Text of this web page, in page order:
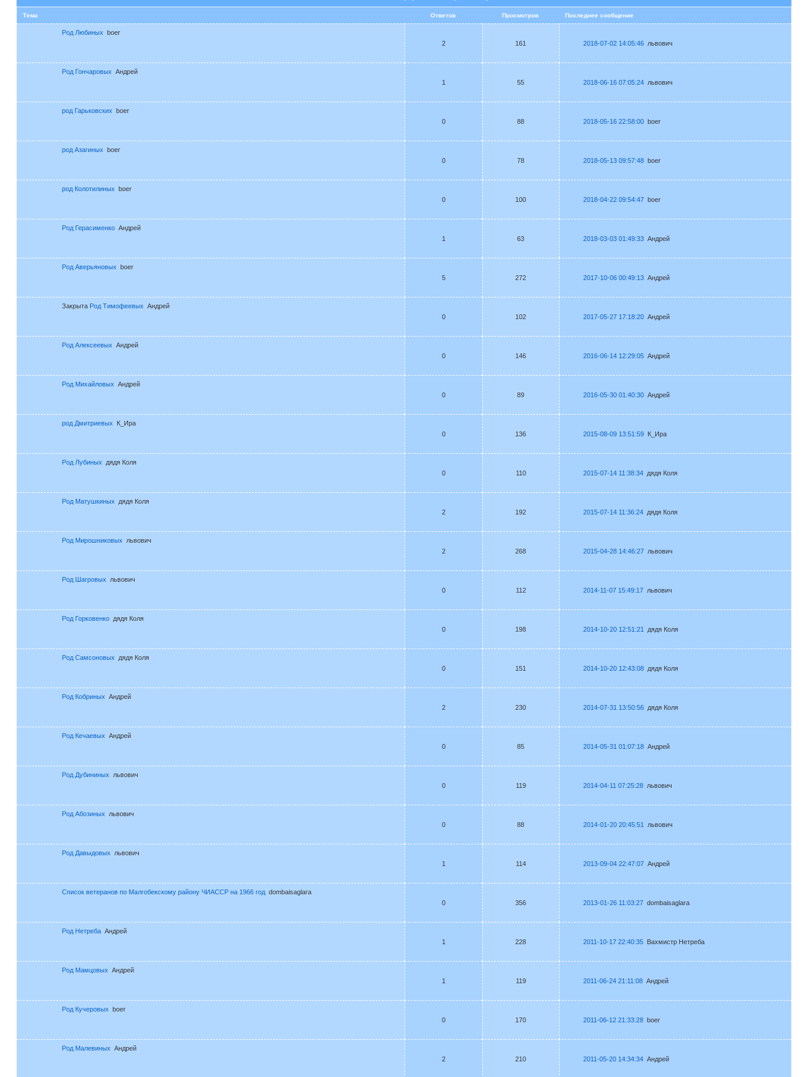
Тема Ответов Просмотров Последнее сообщение
Род Любиных boer
2
161 2018-07-02 14:05:46 львович
Род Гончаровых Андрей
1
55 2018-06-16 07:05:24 львович
род Гарьковских boer
0
88 2018-05-16 22:58:00 boer
род Азагиных boer
0
78 2018-05-13 09:57:48 boer
род Колотилиных boer
0
100 2018-04-22 09:54:47 boer
Род Герасименко Андрей
1
63 2018-03-03 01:49:33 Андрей
Род Аверьяновых boer
5
272 2017-10-06 00:49:13 Андрей
Закрыта Род Тимофеевых Андрей
0
102 2017-05-27 17:18:20 Андрей
Род Алексеевых Андрей
0
146 2016-06-14 12:29:05 Андрей
Род Михайловых Андрей
0
89 2016-05-30 01:40:30 Андрей
род Дмитриевых
К_Ира
0
136 2015-08-09 13:51:59 К_Ира
Род Лубиных
дядя Коля
0
110 2015-07-14 11:38:34 дядя Коля
Род Матушкиных
дядя Коля
2
192 2015-07-14 11:36:24 дядя Коля
Род Мирошниковых
львович
2
268 2015-04-28 14:46:27 львович
Род Шагровых
львович
0
112 2014-11-07 15:49:17 львович
Род Горковенко дядя Коля
0
198 2014-10-20 12:51:21 дядя Коля
Род Самсоновых
дядя Коля
0
151 2014-10-20 12:43:08 дядя Коля
Род Кобриных Андрей
2
230 2014-07-31 13:50:56 дядя Коля
Род Кечаевых Андрей
0
85 2014-05-31 01:07:18 Андрей
Род Дубининых
львович
0
119 2014-04-11 07:25:28 львович
Род Абозиных
львович
0
88 2014-01-20 20:45:51 львович
Род Давыдовых
львович
1
114 2013-09-04 22:47:07 Андрей
Список ветеранов по Малгобекскому району ЧИАССР на 1966 год dombaisaglara
0
356 2013-01-26 11:03:27 dombaisaglara
Род Нетреба Андрей
1
228 2011-10-17 22:40:35 Вахмистр Нетреба
Род Мамцовых Андрей
1
119 2011-06-24 21:11:08 Андрей
Род Кучеровых boer
0
170 2011-06-12 21:33:28 boer
Род Малевиных Андрей
2
210 2011-05-20 14:34:34 Андрей